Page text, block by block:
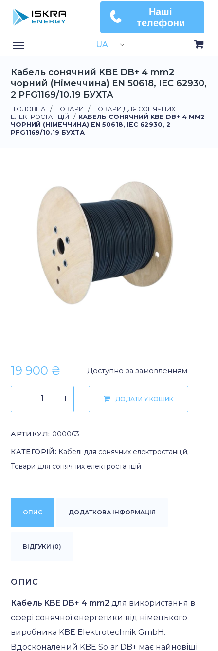
Наші
телефони
UA
Кабель сонячний KBE DB+ 4 mm2
чорний (Німеччина) EN 50618, IEC 62930,
2 PFG1169/10.19 БУХТА
ГОЛОВНА / ТОВАРИ / ТОВАРИ ДЛЯ СОНЯЧНИХ
ЕЛЕКТРОСТАНЦІЙ
/ КАБЕЛЬ СОНЯЧНИЙ KBE DB+ 4 MM2
ЧОРНИЙ (НІМЕЧЧИНА) EN 50618, IEC 62930, 2
PFG1169/10.19 БУХТА
19 900 ₴ Доступно за замовленням
ДОДАТИ У КОШИК
АРТИКУЛ: 000063
КАТЕГОРІЙ: Кабелі для сонячних електростанцій,
Товари для сонячних електростанцій
ОПИС ДОДАТКОВА ІНФОРМАЦІЯ
ВІДГУКИ (0)
ОПИС
Кабель KBE DB+ 4 mm2для використання в
сфері сонячної енергетики від німецького
виробника KBE Elektrotechnik GmbH.
Вдосконалений KBE Solar DB+ має найновіші